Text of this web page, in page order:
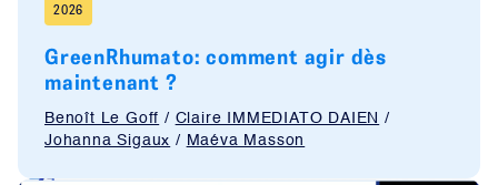
2026
GreenRhumato: comment agir dès
maintenant ?
Benoît Le Goff / Claire IMMEDIATO DAIEN /
Johanna Sigaux / Maéva Masson